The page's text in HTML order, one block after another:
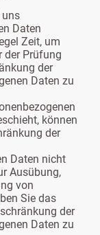
uns
Daten
Zeit, um
der Prüfung
der
Daten zu
können
der
Daten nicht
Ausübung,
von
Sie das
der
Daten zu